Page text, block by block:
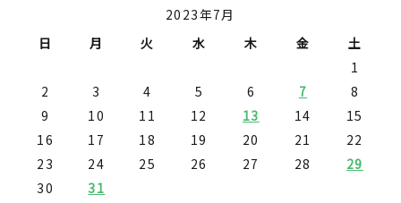
2023年7月
日
月 火 水 木 金 土
1
2
3 4 5 6 7
8
9
10 11 12 13 14
15
16
17 18 19 20 21
22
23
24 25 26 27 28
29
30
31